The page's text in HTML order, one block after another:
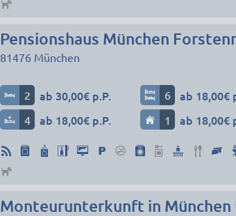
Pensionshaus München
81476 München
2 ab 30,00€ p.P. 6 ab 18,00€
4 ab 18,00€ p.P. 1 ab 18,00€